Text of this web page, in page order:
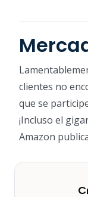
clientes no
que se
¡Incluso el
Amazon